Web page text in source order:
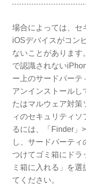
場合によっては、セ
iOSデバイスがコン
ないことがあります
で認識されない
ー上のサードパーテ
アンインストールし
たはマルウェア対策
ィのセキュリティ
るには、「Finder」
し、サードパーテ
つけてゴミ箱にドラ
ミ箱に入れる」を
てください。